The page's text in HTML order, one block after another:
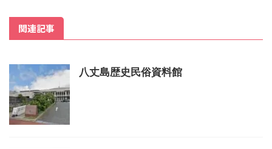
関連記事
八丈島歴史民俗資料館